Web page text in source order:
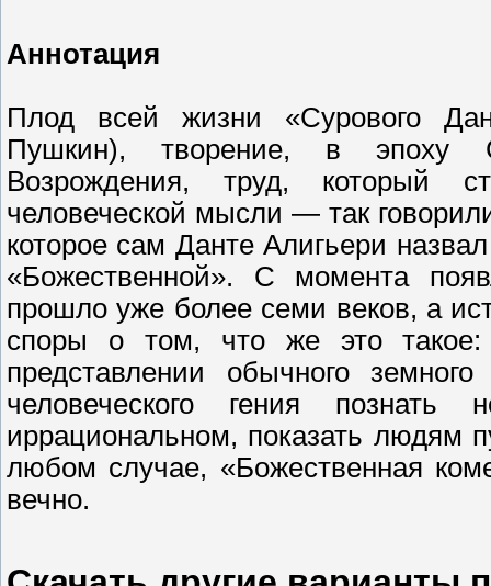
Аннотация
Плод всей жизни «Сурового
Пушкин), творение, в эпоху
Возрождения, труд, который
человеческой мысли — так
которое сам Данте Алигьери
«Божественной». С момента
прошло уже более семи веков, а
споры о том, что же это такое:
представлении обычного
человеческого гения познать
иррациональном, показать людям
любом случае, «Божественная
вечно.